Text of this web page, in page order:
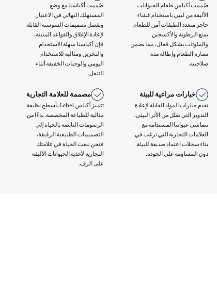
صُممت أكياس طعام الحيوانات
الأليفة من ليبي باستخدام غشاء
حاجز متعدد الطبقات آمن للطعام
يمنع الرطوبة والأكسجين
والملوثات بشكل فعال، مما يضمن
نضارة الطعام وإطالة مدة
صلاحيته.
صُممت أكياسنا مع وضع
المستهلك النهائي في الاعتبار.
وبفضل تصميمات السوستة القابلة
لإعادة الإغلاق والقواعد المتينة،
فإن أكياسنا سهلة الاستخدام
والتخزين ومثالية للاستخدام
اليومي والوجبات الخفيفة أثناء
التنقل.
خيارات مراعية للبيئة
نقدم خيارات المواد القابلة لإعادة
التدوير التي تقلل من الأثر البيئي.
تتماشى عبواتنا المستدامة مع
العلامات التجارية التي ترغب في
بناء سجلات اعتماد صديقة للبيئة
دون المساومة على الجودة.
مصممة للعلامة التجارية
تتميز أكياس Lebei بأسطح نظيفة
مثالية للطباعة المخصصة. بدءًا من
الرسومات النابضة بالحياة إلى
التصميمات الطبيعية الرقيقة،
فنحن نبعث الحياة في علامتك
التجارية لأغذية الحيوانات الأليفة
على الرف.